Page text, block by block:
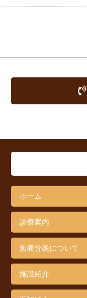
ホーム
診療案内
無痛分娩について
施設紹介